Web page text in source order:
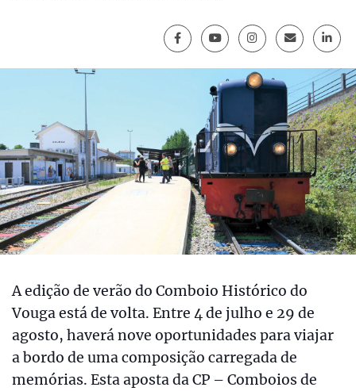
A edição de verão do Comboio Histórico do
Vouga está de volta. Entre 4 de julho e 29 de
agosto, haverá nove oportunidades para viajar
a bordo de uma composição carregada de
memórias. Esta aposta da CP – Comboios de